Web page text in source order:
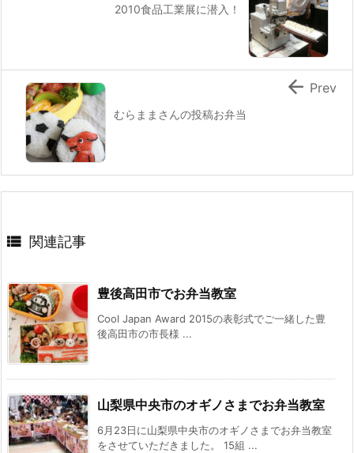
2010食品工業展に潜入！
むらままさんの投稿お弁当
 Prev
 関連記事
豊後高田市でお弁当教室
Cool Japan Award 2015の表彰式でご一緒した豊
後高田市の市長様 ...
山梨県中央市のオギノさまでお弁当教室
6月23日に山梨県中央市のオギノさまでお弁当教室
をさせていただきました。 15組 ...